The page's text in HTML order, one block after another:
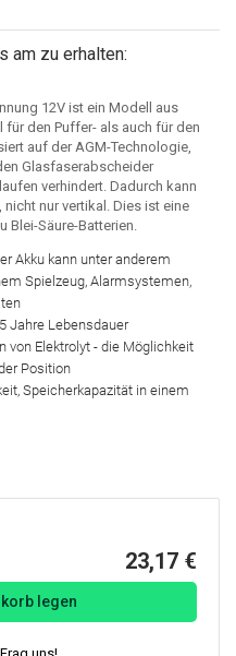
am zu erhalten:
12V ist ein Modell aus
den Puffer- als auch für den
auf der AGM-Technologie,
Glasfaserabscheider
verhindert. Dadurch kann
nur vertikal. Dies ist eine
Blei-Säure-Batterien.
Akku kann unter anderem
Spielzeug, Alarmsystemen,
Jahre Lebensdauer
von Elektrolyt - die Möglichkeit
Position
Speicherkapazität in einem
23,17 €
legen